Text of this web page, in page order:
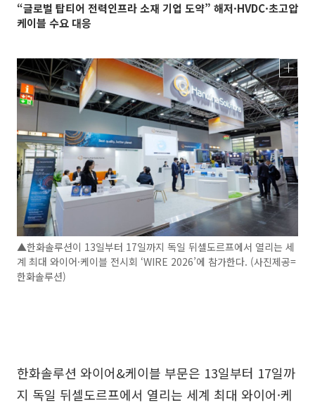
“글로벌 탑티어 전력인프라 소재 기업 도약” 해저·HVDC·초고압
케이블 수요 대응
▲한화솔루션이 13일부터 17일까지 독일 뒤셀도르프에서 열리는 세
계 최대 와이어·케이블 전시회 ‘WIRE 2026’에 참가한다. (사진제공=
한화솔루션)
한화솔루션 와이어&케이블 부문은 13일부터 17일까
지 독일 뒤셀도르프에서 열리는 세계 최대 와이어·케